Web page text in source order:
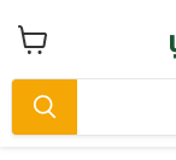
عرض
سلة